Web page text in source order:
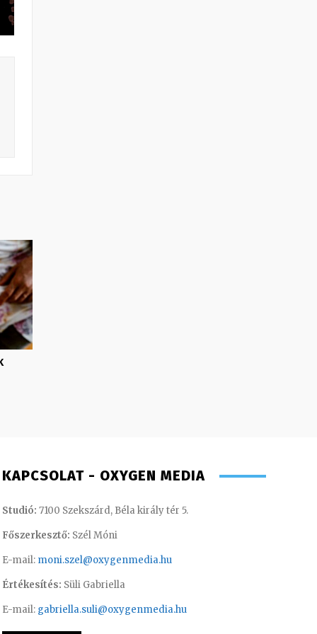
KAPCSOLAT - OXYGEN MEDIA
Studió: 7100 Szekszárd, Béla király tér 5.
Főszerkesztő: Szél Móni
E-mail: moni.szel@oxygenmedia.hu
Értékesítés: Süli Gabriella
E-mail: gabriella.suli@oxygenmedia.hu